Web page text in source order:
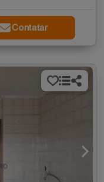
Contatar